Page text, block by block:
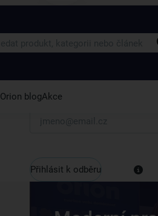
Orion blogAkce
Přihlaste se k odběru našeho
Váš e-mail
Přihlásit k odběru